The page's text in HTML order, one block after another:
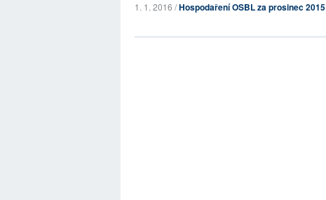
1. 1. 2016 /Hospodaření OSBL za prosinec 2015